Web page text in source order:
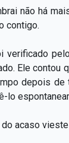
não há
contigo.
verificado
Ele contou
depois de
lo
acaso